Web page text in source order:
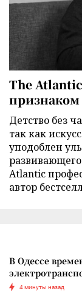
The
признаком
Детство без
так как
уподоблен
Atlantic
автор
В Одессе
4 минуты назад